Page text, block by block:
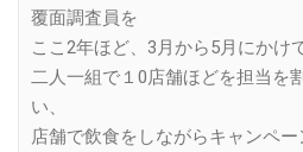
覆面調査員を
ここ2年ほど、3月から5月にかけ
二人一組で１0店舗ほどを担当を
い、
店舗で飲食をしながらキャンペ